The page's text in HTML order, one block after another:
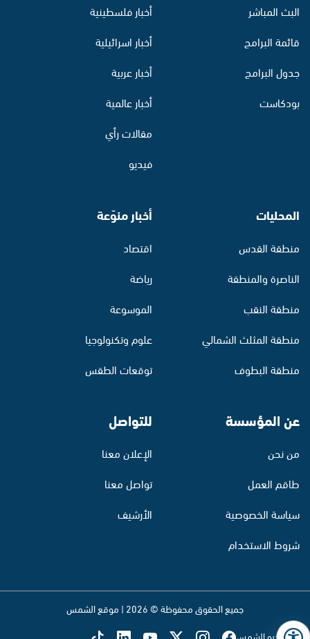
البث المباشر
قائمة البرامج
جدول البرامج
بودكاست
أخبار فلسطينية
أخبار اسرائيلية
أخبار عربية
أخبار عالمية
مقالات رأي
فيديو
المحليات
منطقة القدس
الناصرة والمنطقة
منطقة النقب
منطقة المثلث الشمالي
منطقة البطوف
أخبار منوّعة
اقتصاد
رياضة
الموسوعة
علوم وتكنولوجيا
توقعات الطقس
عن المؤسسة
من نحن
طاقم العمل
سياسة الخصوصية
شروط الاستخدام
للتواصل
الإعلان معنا
تواصل معنا
الأرشيف
جميع الحقوق محفوظة © 2026 | موقع الشمس